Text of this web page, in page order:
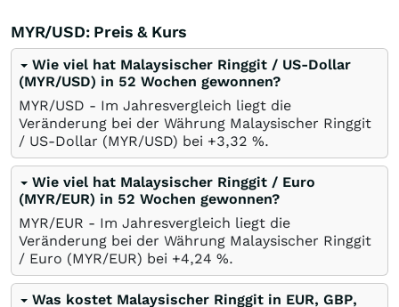
MYR/USD: Preis & Kurs
Wie viel hat Malaysischer Ringgit / US-Dollar
(MYR/USD) in 52 Wochen gewonnen?
MYR/USD - Im Jahresvergleich liegt die
Veränderung bei der Währung Malaysischer Ringgit
/ US-Dollar (MYR/USD) bei +3,32 %.
Wie viel hat Malaysischer Ringgit / Euro
(MYR/EUR) in 52 Wochen gewonnen?
MYR/EUR - Im Jahresvergleich liegt die
Veränderung bei der Währung Malaysischer Ringgit
/ Euro (MYR/EUR) bei +4,24 %.
Was kostet Malaysischer Ringgit in EUR, GBP,